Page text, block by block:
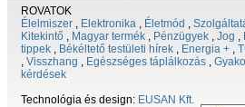
ROVATOK
Élelmiszer , Elektronika , Életmód ,
Kitekintő , Magyar termék , Pénzügyek , Jog ,
tippek , Békéltető testületi hírek , Energia + ,
, Visszhang , Egészséges táplálkozás ,
kérdések
Technológia és design: EUSAN Kft.